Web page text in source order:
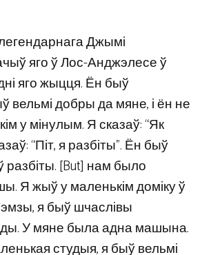
Джымі
яго ў Лос-Анджэлесе ў
яго жыцця. Ён быў
вельмі добры да мяне, і ён не
у мінулым. Я сказаў: “Як
“Піт, я разбіты”. Ён быў
разбіты. [But] нам было
Я жыў у маленькім доміку ў
я быў шчаслівы
У мяне была адна машына.
студыя, я быў вельмі